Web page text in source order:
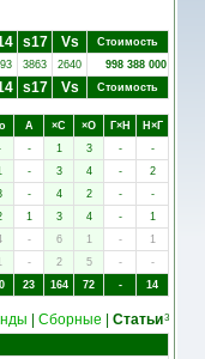
s17 Vs
Стоимость
3863 2640 998 388 000
s17 Vs Стоимость
А ×C ×O Г×Н
Н×Г
- 1 3 -
-
- 3 4 -
2
- 4 2 -
-
1 3 4 -
1
- 6 1 -
1
- 2 5 -
-
23 164 72 - 14
Сборные Статьи3